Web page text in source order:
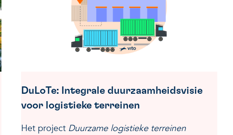
DuLoTe: Integrale duurzaamheidsvisie
voor logistieke terreinen
Het project Duurzame logistieke terreinen